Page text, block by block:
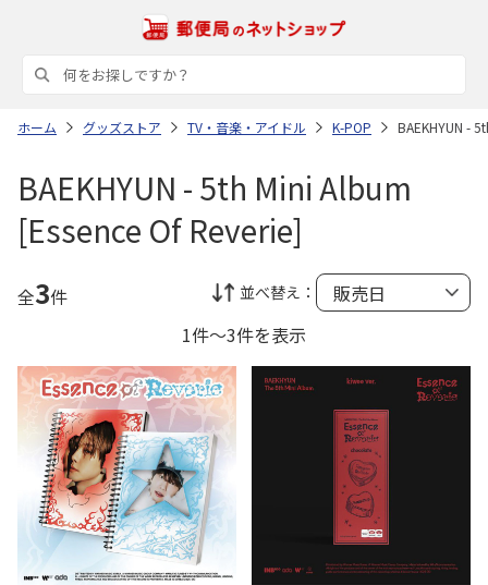
ホーム グッズストア TV・音楽・アイドル K-POP BAEKHYUN -
BAEKHYUN - 5th Mini Album
[Essence Of Reverie]
全3件 並べ替え：
1件～3件を表示